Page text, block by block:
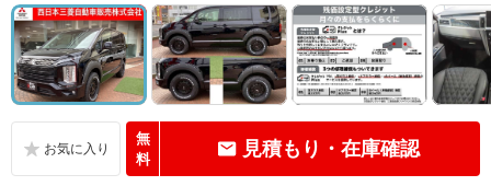
無
料
見積もり・在庫確認